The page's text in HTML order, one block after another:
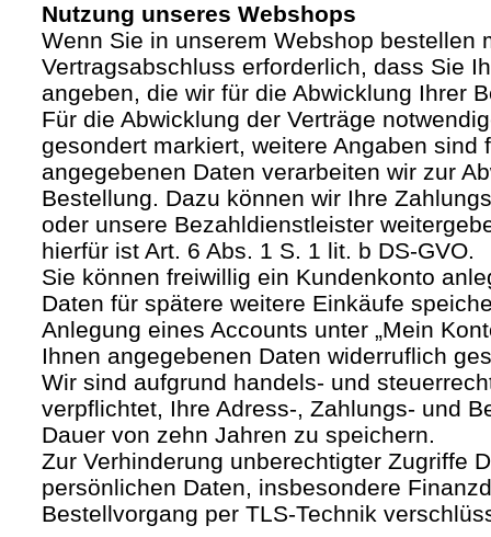
Nutzung unseres Webshops
Wenn Sie in unserem Webshop bestellen
Vertragsabschluss erforderlich, dass Sie
angeben, die wir für die Abwicklung Ihrer
Für die Abwicklung der Verträge
gesondert markiert, weitere Angaben sind
angegebenen Daten verarbeiten wir zur
Bestellung. Dazu können wir Ihre
oder unsere Bezahldienstleister
hierfür ist Art. 6 Abs. 1 S. 1 lit. b DS-GVO.
Sie können freiwillig ein Kundenkonto
Daten für spätere weitere Einkäufe
Anlegung eines Accounts unter „Mein
Ihnen angegebenen Daten widerruflich
Wir sind aufgrund handels- und
verpflichtet, Ihre Adress-, Zahlungs- und
Dauer von zehn Jahren zu speichern.
Zur Verhinderung unberechtigter Zugriffe
persönlichen Daten, insbesondere
Bestellvorgang per TLS-Technik